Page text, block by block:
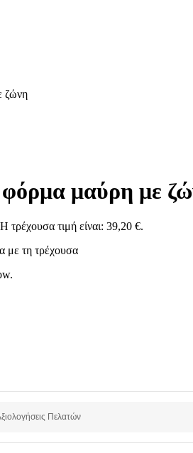
ζώνη
μαύρη με
Η τρέχουσα τιμή είναι: 39,20 €.
με τη τρέχουσα
Πελατών